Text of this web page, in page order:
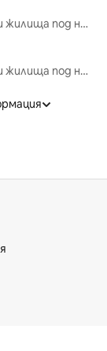
Ваканционни жилища под наем
Ваканционни жилища под наем